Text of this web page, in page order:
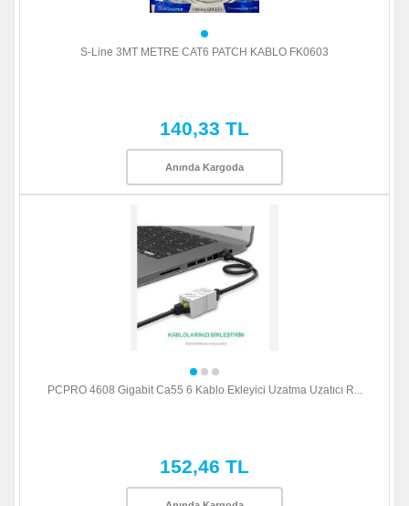
S-Line 3MT METRE CAT6 PATCH KABLO FK0603
140,33 TL
Anında Kargoda
PCPRO 4608 Gigabit Ca55 6 Kablo Ekleyici Uzatma Uzatıcı R...
152,46 TL